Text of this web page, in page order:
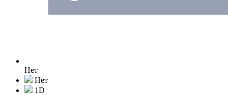
Нет
Нет
1D